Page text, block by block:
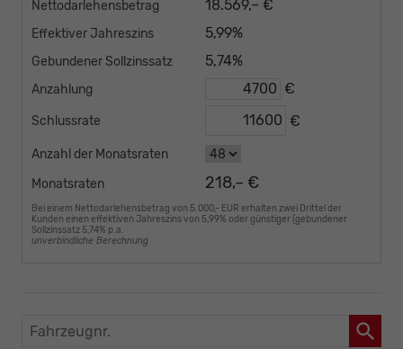
Nettodarlehensbetrag 18.569,– €
Effektiver Jahreszins 5,99%
Gebundener Sollzinssatz 5,74%
Anzahlung €
Schlussrate €
Anzahl der Monatsraten
Monatsraten
218,– €
Bei einem Nettodarlehensbetrag von 5.000,- EUR erhalten zwei Drittel der
Kunden einen effektiven Jahreszins von 5,99% oder günstiger (gebundener
Sollzinssatz 5,74% p.a.
unverbindliche Berechnung
Fahrzeugnr.